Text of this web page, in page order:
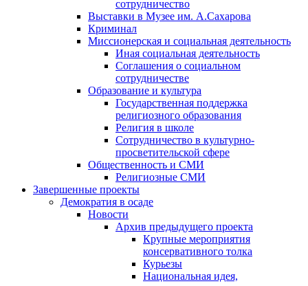
сотрудничество
Выставки в Музее им. А.Сахарова
Криминал
Миссионерская и социальная деятельность
Иная социальная деятельность
Соглашения о социальном
сотрудничестве
Образование и культура
Государственная поддержка
религиозного образования
Религия в школе
Сотрудничество в культурно-
просветительской сфере
Общественность и СМИ
Религиозные СМИ
Завершенные проекты
Демократия в осаде
Новости
Архив предыдущего проекта
Крупные мероприятия
консервативного толка
Курьезы
Национальная идея,